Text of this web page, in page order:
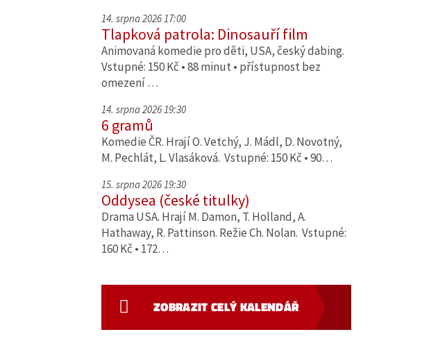
14. srpna 2026 17:00
Tlapková patrola: Dinosauří film
Animovaná komedie pro děti, USA, český dabing.
Vstupné: 150 Kč • 88 minut • přístupnost bez
omezení …
14. srpna 2026 19:30
6 gramů
Komedie ČR. Hrají O. Vetchý, J. Mádl, D. Novotný,
M. Pechlát, L. Vlasáková. Vstupné: 150 Kč • 90…
15. srpna 2026 19:30
Oddysea (české titulky)
Drama USA. Hrají M. Damon, T. Holland, A.
Hathaway, R. Pattinson. Režie Ch. Nolan. Vstupné:
160 Kč • 172…
ZOBRAZIT CELÝ KALENDÁŘ